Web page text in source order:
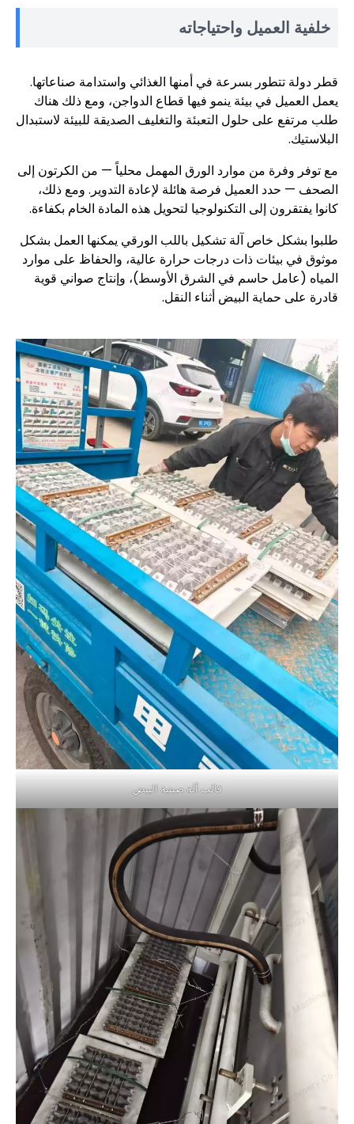
خلفية العميل واحتياجاته
قطر دولة تتطور بسرعة في أمنها الغذائي واستدامة صناعاتها.
يعمل العميل في بيئة ينمو فيها قطاع الدواجن، ومع ذلك هناك
طلب مرتفع على حلول التعبئة والتغليف الصديقة للبيئة لاستبدال
البلاستيك.
مع توفر وفرة من موارد الورق المهمل محلياً — من الكرتون إلى
الصحف — حدد العميل فرصة هائلة لإعادة التدوير. ومع ذلك،
كانوا يفتقرون إلى التكنولوجيا لتحويل هذه المادة الخام بكفاءة.
طلبوا بشكل خاص آلة تشكيل باللب الورقي يمكنها العمل بشكل
موثوق في بيئات ذات درجات حرارة عالية، والحفاظ على موارد
المياه (عامل حاسم في الشرق الأوسط)، وإنتاج صواني قوية
قادرة على حماية البيض أثناء النقل.
قالب آلة صينية البيض